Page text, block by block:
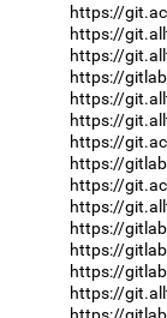
https://
https://
https://
https://
https://
https://
https://
https://
https://
https://
https://
https://
https://
https://
https://